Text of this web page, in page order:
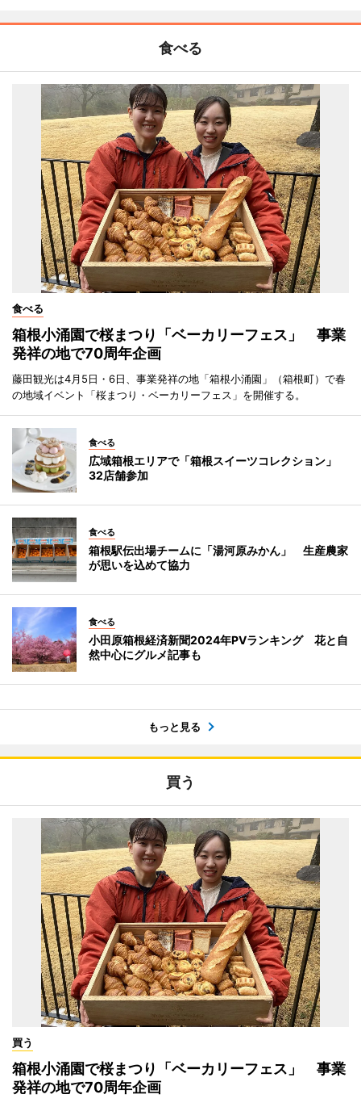
食べる
食べる
箱根小涌園で桜まつり「ベーカリーフェス」 事業
発祥の地で70周年企画
藤田観光は4月5日・6日、事業発祥の地「箱根小涌園」（箱根町）で春
の地域イベント「桜まつり・ベーカリーフェス」を開催する。
食べる
広域箱根エリアで「箱根スイーツコレクション」
32店舗参加
食べる
箱根駅伝出場チームに「湯河原みかん」 生産農家
が思いを込めて協力
食べる
小田原箱根経済新聞2024年PVランキング 花と自
然中心にグルメ記事も
もっと見る
買う
買う
箱根小涌園で桜まつり「ベーカリーフェス」 事業
発祥の地で70周年企画